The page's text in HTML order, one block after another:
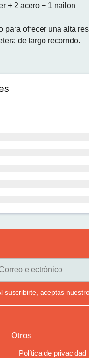
+ 2 acero + 1 nailon
para ofrecer una alta
de largo recorrido.
suscribirte, aceptas
Otros
Política de privacidad